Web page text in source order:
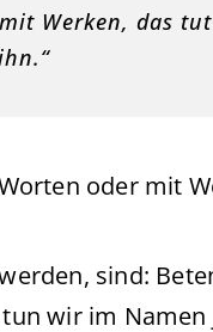
Werken, das
oder mit
sind:
wir im